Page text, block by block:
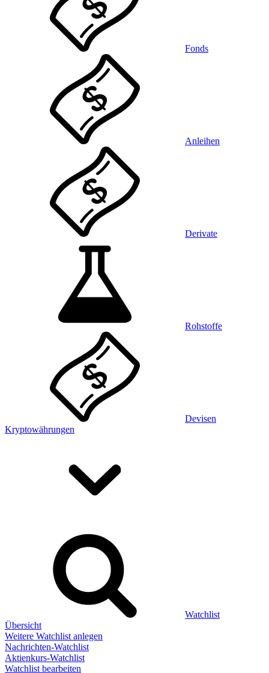
Fonds
Anleihen
Derivate
Rohstoffe
Devisen
Kryptowährungen
Watchlist
Übersicht
Weitere Watchlist anlegen
Nachrichten-Watchlist
Aktienkurs-Watchlist
Watchlist bearbeiten